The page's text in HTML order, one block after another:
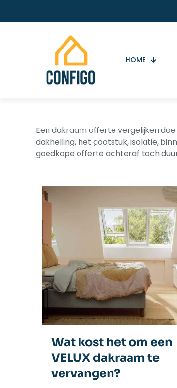
HOME
Een dakraam offerte vergelijken
dakhelling, het gootstuk, isolatie,
goedkope offerte achteraf toch
Wat kost het om een
VELUX dakraam te
vervangen?